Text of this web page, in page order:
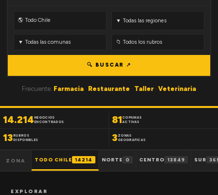
🔍 BUSCAR ↗
Frecuente: Farmacia · Restaurante · Taller · Veterinaria
14.214NEGOCIOS
ENCONTRADOS
81 COMUNAS
ACTIVAS
13RUBROS
DISPONIBLES
3 ZONAS
GEOGRAFICAS
ZONA TODO CHILE 14214 NORTE 0 CENTRO 13849 SUR
EXPLORAR